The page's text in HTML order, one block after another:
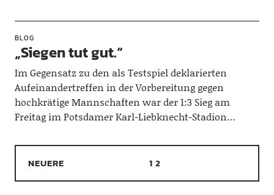
BLOG
„Siegen tut gut.“
Im Gegensatz zu den als Testspiel deklarierten
Aufeinandertreffen in der Vorbereitung gegen
hochkrätige Mannschaften war der 1:3 Sieg am
Freitag im Potsdamer Karl-Liebknecht-Stadion…
NEUERE 1 2